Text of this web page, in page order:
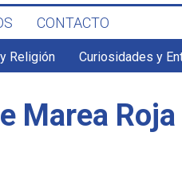
CONTACTO
Religión Curiosidades y
Marea Roja